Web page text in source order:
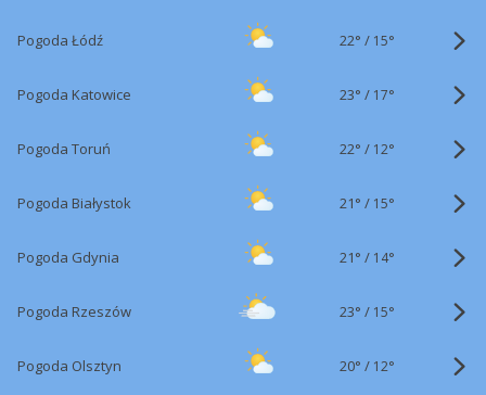
Pogoda Łódź 22° / 15°
Pogoda Katowice 23° / 17°
Pogoda Toruń 22° / 12°
Pogoda Białystok 21° / 15°
Pogoda Gdynia 21° / 14°
Pogoda Rzeszów 23° / 15°
Pogoda Olsztyn 20° / 12°